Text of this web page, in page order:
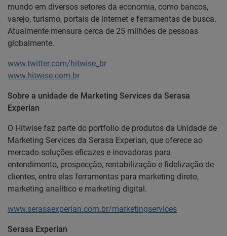
mundo em diversos setores da economia, como bancos,
varejo, turismo, portais de internet e ferramentas de busca.
Atualmente mensura cerca de 25 milhões de pessoas
globalmente.
www.twitter.com/hitwise_br
www.hitwise.com.br
Sobre a unidade de Marketing Services da Serasa
Experian
O Hitwise faz parte do portfolio de produtos da Unidade de
Marketing Services da Serasa Experian, que oferece ao
mercado soluções eficazes e inovadoras para
entendimento, prospecção, rentabilização e fidelização de
clientes, entre elas ferramentas para marketing direto,
marketing analítico e marketing digital.
www.serasaexperian.com.br/marketingservices
Serasa Experian